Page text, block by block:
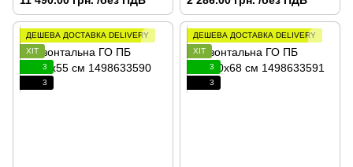
ДЕШЕВА ДОСТАВКА DELIVERY
ХІТ
3
3
ДЕШЕВА ДОСТАВКА DELIVERY
ХІТ
3
3